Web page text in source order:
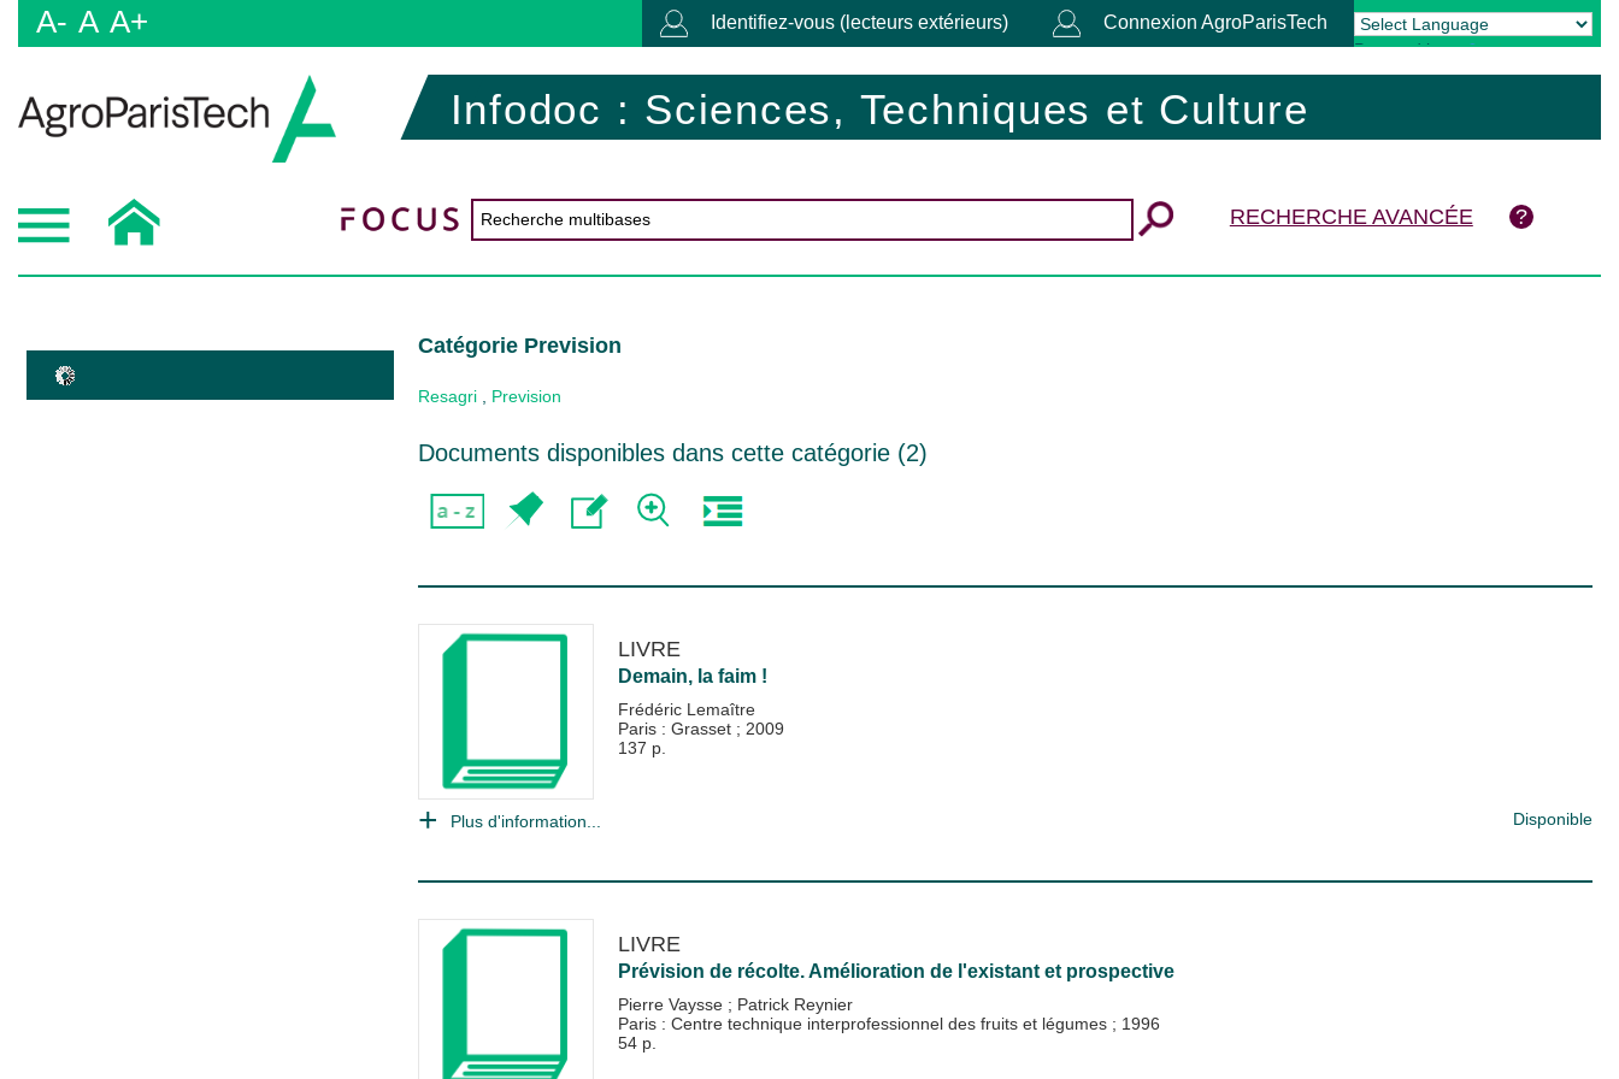
A- A A+ Identifiez-vous (lecteurs extérieurs) Connexion AgroParisTech
Powered by Translate
Infodoc : Sciences, Techniques et Culture
RECHERCHE AVANCÉE
Catégorie Prevision
Resagri Prevision
Documents disponibles dans cette catégorie (2)
LIVRE
Demain, la faim !
Frédéric Lemaître
Paris : Grasset ; 2009
137 p.
Plus d'information... Disponible
LIVRE
Prévision de récolte. Amélioration de l'existant et prospective
Pierre Vaysse ; Patrick Reynier
Paris : Centre technique interprofessionnel des fruits et légumes ; 1996
54 p.